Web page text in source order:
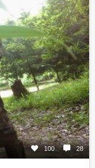
100 28